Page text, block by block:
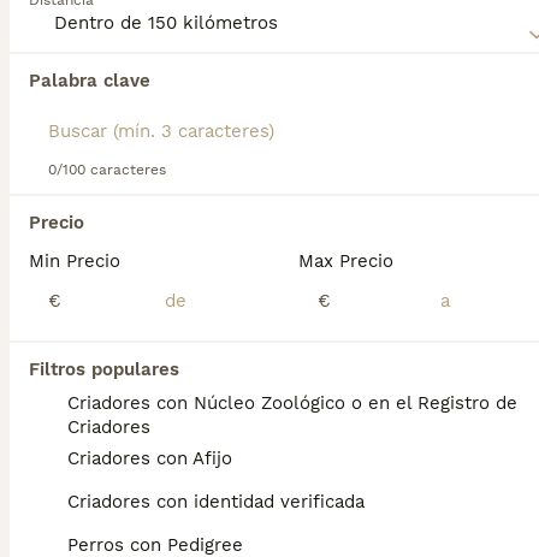
Palabra clave
0/100 caracteres
Precio
Min Precio
€
Max Precio
€
Filtros populares
Criadores con Núcleo Zoológico o en el Registro de
Criadores
Criadores con Afijo
Criadores con identidad verificada
Perros con Pedigree
perro.
Encontramos 0 Welsh Corgi Cardigan Perros
Si deseas exactamente esta búsqueda guarda tu
búsqueda y espera el resultado perfecto:
Preguntas frecuentes
¿Cuánto cuesta un cachorro
de Welsh Corgi Cardigan?
El coste medio de un cachorro de Welsh
Corgi Cardigan en España es de
aproximadamente 700€, aunque los precios
pueden variar según factores como el